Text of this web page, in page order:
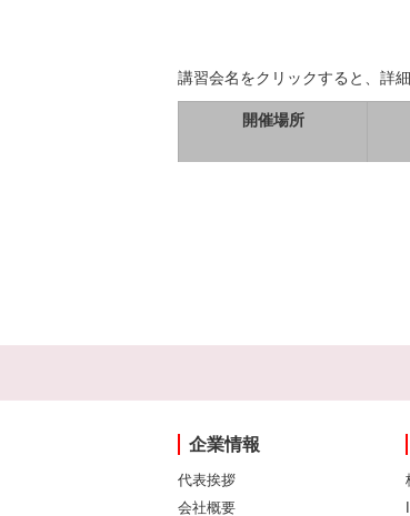
講習会名をクリックすると、詳
開催場所
企業情報
代表挨拶
会社概要